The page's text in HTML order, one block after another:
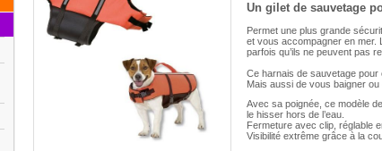
Un gilet de sauvetage
Permet une plus grande
et vous accompagner en mer.
parfois qu’ils ne peuvent pas
Ce harnais de sauvetage pour
Mais aussi de vous baigner
Avec sa poignée, ce modèle
le hisser hors de l’eau.
Fermeture avec clip, réglable
Visibilité extrême grâce à la